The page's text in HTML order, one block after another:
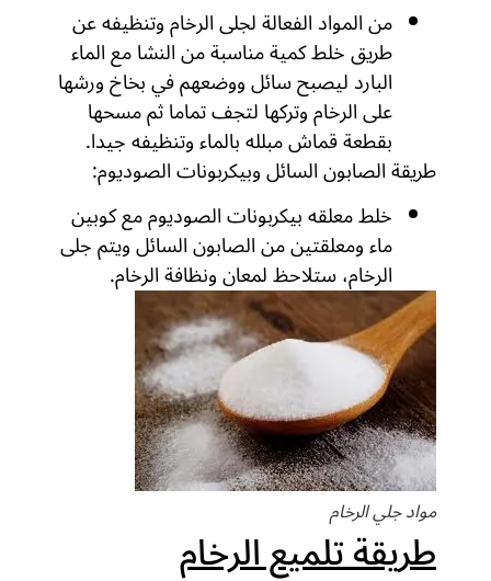
من المواد الفعالة لجلى الرخام وتنظيفه عن
طريق خلط كمية مناسبة من النشا مع الماء
البارد ليصبح سائل ووضعهم في بخاخ ورشها
على الرخام وتركها لتجف تماما ثم مسحها
بقطعة قماش مبلله بالماء وتنظيفه جيدا.
طريقة الصابون السائل وبيكربونات الصوديوم:
خلط معلقه بيكربونات الصوديوم مع كوبين
ماء ومعلقتين من الصابون السائل ويتم جلى
الرخام، ستلاحظ لمعان ونظافة الرخام.
مواد جلي الرخام
طريقة تلميع الرخام